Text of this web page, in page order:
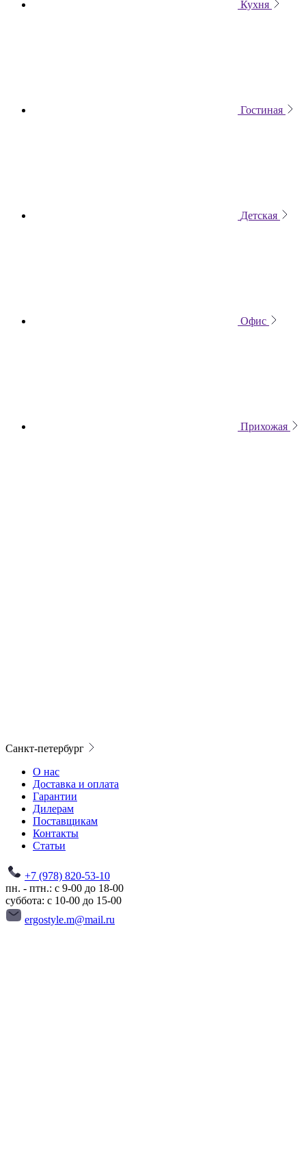
Кухня
Гостиная
Детская
Офис
Прихожая
Санкт-петербург
О нас
Доставка и оплата
Гарантии
Дилерам
Поставщикам
Контакты
Статьи
+7 (978) 820-53-10
пн. - птн.: с 9-00 до 18-00
суббота: с 10-00 до 15-00
ergostyle.m@mail.ru